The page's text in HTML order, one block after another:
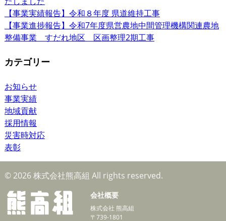
【事業実績報告】令和８年度 県道維持工事
【事業進捗報告】令和7年度県営農地中間管理機構関連農地
整備事業 すだれ地区 区画整理2期工事
カテゴリー
お知らせ
事業実績
地域貢献
採用情報
災害時対応
表彰
© 2026 株式会社熊高組 All rights reserved.
会社概要
株式会社 熊高組
〒739-1801